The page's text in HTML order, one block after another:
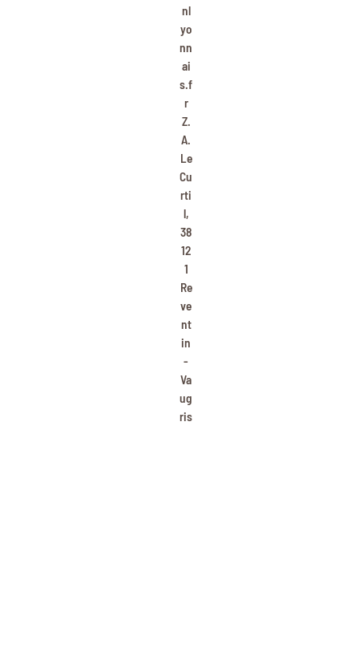
nl
yo
nn
ai
s.f
r
Z.
A.
Le
Cu
rti
l,
38
12
1
Re
ve
nt
in
-
Va
ug
ris